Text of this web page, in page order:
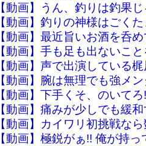
【動画】うん、釣りは釣果
【動画】釣りの神様はごく
【動画】最近旨いお酒を呑
【動画】手も足も出ないこ
【動画】声で出演している
【動画】腕は無理でも強メ
【動画】下手くそ、のいて
【動画】痛みが少しでも緩
【動画】カイワリ初挑戦な
【動画】極鋭がぁ!! 俺が持